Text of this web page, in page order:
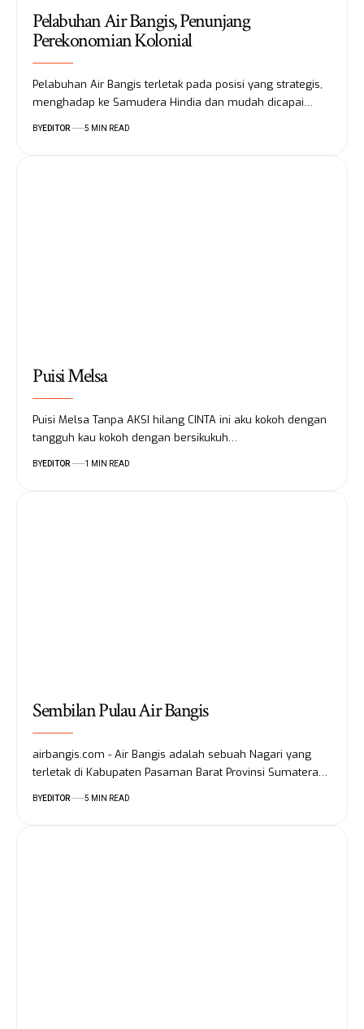
Pelabuhan Air Bangis, Penunjang
Perekonomian Kolonial
Pelabuhan Air Bangis terletak pada posisi yang strategis,
menghadap ke Samudera Hindia dan mudah dicapai…
BYEDITOR 5 MIN READ
Puisi Melsa
Puisi Melsa Tanpa AKSI hilang CINTA ini aku kokoh dengan
tangguh kau kokoh dengan bersikukuh…
BYEDITOR 1 MIN READ
Sembilan Pulau Air Bangis
airbangis.com - Air Bangis adalah sebuah Nagari yang
terletak di Kabupaten Pasaman Barat Provinsi Sumatera…
BYEDITOR 5 MIN READ